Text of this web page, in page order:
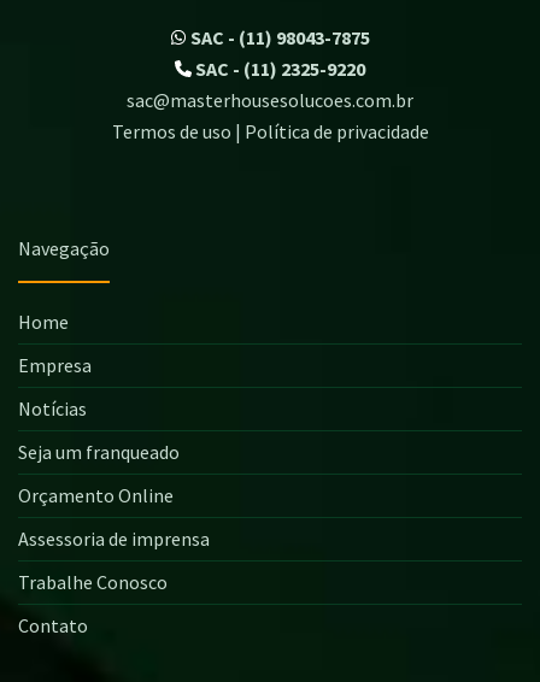
SAC - (11) 98043-7875
SAC - (11) 2325-9220
sac@masterhousesolucoes.com.br
Termos de uso | Política de privacidade
Navegação
Home
Empresa
Notícias
Seja um franqueado
Orçamento Online
Assessoria de imprensa
Trabalhe Conosco
Contato